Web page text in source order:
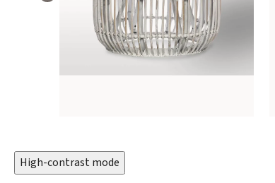
High-contrast mode